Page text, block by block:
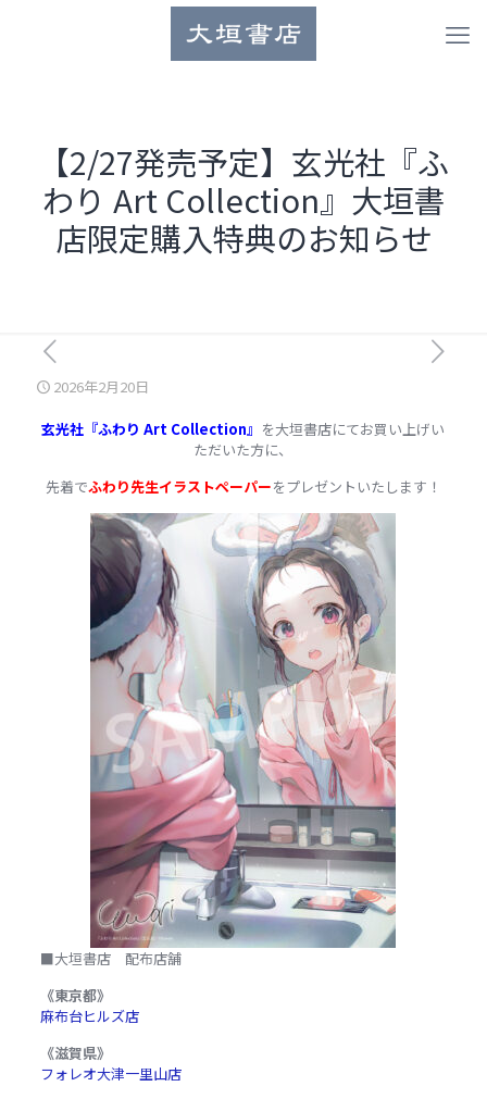
【2/27発売予定】玄光社『ふ
わり Art Collection』大垣書
店限定購入特典のお知らせ
2026年2月20日
玄光社『ふわり Art Collection』 を大垣書店にてお買い上げい
ただいた方に、
先着でふわり先生イラストペーパーをプレゼントいたします！
■大垣書店 配布店舗
《東京都》
麻布台ヒルズ店
《滋賀県》
フォレオ大津一里山店